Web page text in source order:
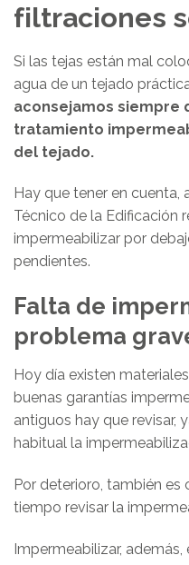
filtraciones
Si las tejas están mal
agua de un tejado
aconsejamos siempre
tratamiento
del tejado.
Hay que tener en cuenta,
Técnico de la Edificación
impermeabilizar por
pendientes.
Falta de
problema
Hoy día existen
buenas garantías
antiguos hay que revisar,
habitual la
Por deterioro, también es
tiempo revisar la
Impermeabilizar,